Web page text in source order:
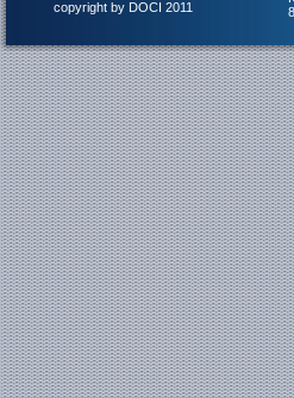
copyright by DOCI 2011